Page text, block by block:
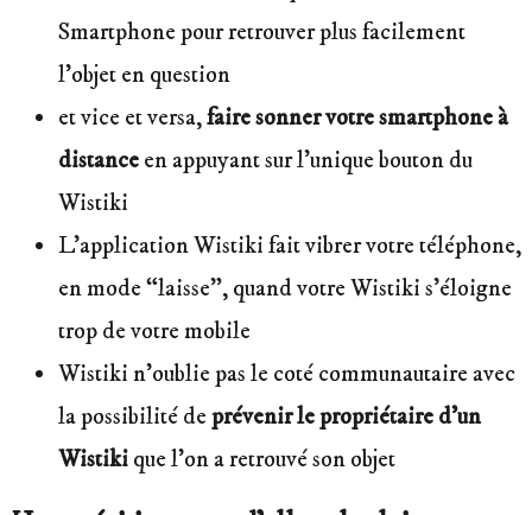
Smartphone pour retrouver plus facilement
l’objet en question
et vice et versa,faire sonner votre smartphone à
distanceen appuyant sur l’unique bouton du
Wistiki
L’application Wistiki fait vibrer votre téléphone,
en mode “laisse”, quand votre Wistiki s’éloigne
trop de votre mobile
Wistiki n’oublie pas le coté communautaire avec
la possibilité de prévenir le propriétaire d’un
Wistikique l’on a retrouvé son objet